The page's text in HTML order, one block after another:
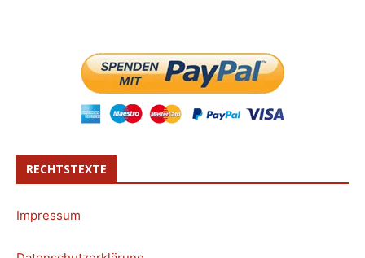
RECHTSTEXTE
Impressum